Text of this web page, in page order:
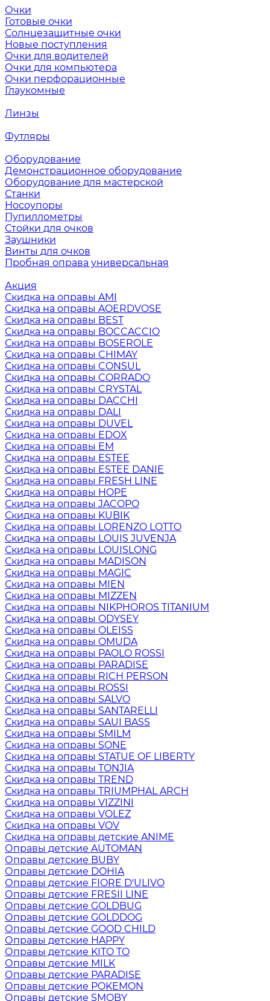
Очки
Готовые очки
Солнцезащитные очки
Новые поступления
Очки для водителей
Очки для компьютера
Очки перфорационные
Глаукомные
Линзы
Футляры
Оборудование
Демонстрационное оборудование
Оборудование для мастерской
Станки
Носоупоры
Пупиллометры
Стойки для очков
Заушники
Винты для очков
Пробная оправа универсальная
Акция
Скидка на оправы AMI
Скидка на оправы AOERDVOSE
Скидка на оправы BEST
Скидка на оправы BOCCACCIO
Скидка на оправы BOSEROLE
Скидка на оправы CHIMAY
Скидка на оправы CONSUL
Скидка на оправы CORRADO
Скидка на оправы CRYSTAL
Скидка на оправы DACCHI
Скидка на оправы DALI
Скидка на оправы DUVEL
Скидка на оправы EDOX
Скидка на оправы EM
Скидка на оправы ESTEE
Скидка на оправы ESTEE DANIE
Скидка на оправы FRESH LINE
Скидка на оправы HOPE
Скидка на оправы JACOPO
Скидка на оправы KUBIK
Скидка на оправы LORENZO LOTTO
Скидка на оправы LOUIS JUVENJA
Скидка на оправы LOUISLONG
Скидка на оправы MADISON
Скидка на оправы MAGIC
Скидка на оправы MIEN
Скидка на оправы MIZZEN
Скидка на оправы NIKPHOROS TITANIUM
Скидка на оправы ODYSEY
Скидка на оправы OLEISS
Скидка на оправы OMUDA
Скидка на оправы PAOLO ROSSI
Скидка на оправы PARADISE
Скидка на оправы RICH PERSON
Скидка на оправы ROSSI
Скидка на оправы SALVO
Скидка на оправы SANTARELLI
Скидка на оправы SAUI BASS
Скидка на оправы SMILM
Скидка на оправы SONE
Скидка на оправы STATUE OF LIBERTY
Скидка на оправы TONJIA
Скидка на оправы TREND
Скидка на оправы TRIUMPHAL ARCH
Скидка на оправы VIZZINI
Скидка на оправы VOLEZ
Скидка на оправы VOV
Скидка на оправы детские ANIME
Оправы детские AUTOMAN
Оправы детские BUBY
Оправы детские DOHIA
Оправы детские FIORE D'ULIVO
Оправы детские FRESII LINE
Оправы детские GOLDBUG
Оправы детские GOLDDOG
Оправы детские GOOD CHILD
Оправы детские HAPPY
Оправы детские KITO TO
Оправы детские MILK
Оправы детские PARADISE
Оправы детские POKEMON
Оправы детские SMOBY